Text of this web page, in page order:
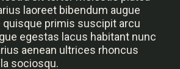
laoreet bibendum augue
quisque primis suscipit arcu
egestas lacus habitant nunc
aenean ultrices rhoncus
sociosqu.